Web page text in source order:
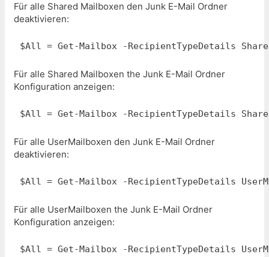
Für alle Shared Mailboxen den Junk E-Mail Ordner
deaktivieren:
Für alle Shared Mailboxen the Junk E-Mail Ordner
Konfiguration anzeigen:
$All = Get-Mailbox -RecipientTypeDetails
Für alle UserMailboxen den Junk E-Mail Ordner
deaktivieren:
Für alle UserMailboxen the Junk E-Mail Ordner
Konfiguration anzeigen:
$All = Get-Mailbox -RecipientTypeDetails